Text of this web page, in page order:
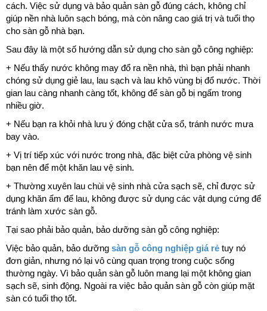
cách. Việc sử dụng và bảo quản sàn gỗ đúng cách, không chỉ
giúp nền nhà luôn sạch bóng, mà còn nâng cao giá trị và tuổi thọ
cho sàn gỗ nhà bạn.
Sau đây là một số hướng dẫn sử dụng cho sàn gỗ công nghiệp:
+ Nếu thấy nước không may đổ ra nền nhà, thì bạn phải nhanh
chóng sử dụng giẻ lau, lau sạch và lau khô vùng bị đổ nước. Thời
gian lau càng nhanh càng tốt, không để sàn gỗ bị ngấm trong
nhiều giờ.
+ Nếu bạn ra khỏi nhà lưu ý đóng chặt cửa sổ, tránh nước mưa
bay vào.
+ Vị trí tiếp xúc với nước trong nhà, đặc biệt cửa phòng vệ sinh
bạn nên để một khăn lau vệ sinh.
+ Thường xuyên lau chùi vệ sinh nhà cửa sạch sẽ, chỉ được sử
dụng khăn ẩm để lau, không được sử dụng các vật dụng cứng để
tránh làm xước sàn gỗ.
Tại sao phải bảo quản, bảo dưỡng sàn gỗ công nghiệp:
Việc bảo quản, bảo dưỡng sàn gỗ công nghiệp giá rẻ tuy nó
đơn giản, nhưng nó lại vô cùng quan trọng trong cuộc sống
thường ngày. Vì bảo quản sàn gỗ luôn mang lại một không gian
sạch sẽ, sinh động. Ngoài ra việc bảo quản sàn gỗ còn giúp mặt
sàn có tuổi thọ tốt.